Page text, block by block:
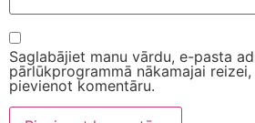
Saglabājiet manu vārdu, e-pasta
pārlūkprogrammā nākamajai
pievienot komentāru.